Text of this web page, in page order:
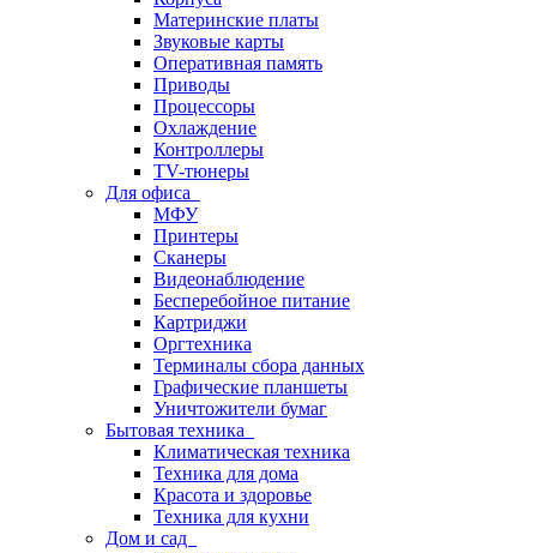
Материнские платы
Звуковые карты
Оперативная память
Приводы
Процессоры
Охлаждение
Контроллеры
TV-тюнеры
Для офиса
МФУ
Принтеры
Сканеры
Видеонаблюдение
Бесперебойное питание
Картриджи
Оргтехника
Терминалы сбора данных
Графические планшеты
Уничтожители бумаг
Бытовая техника
Климатическая техника
Техника для дома
Красота и здоровье
Техника для кухни
Дом и сад